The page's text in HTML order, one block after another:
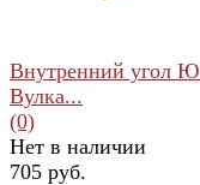
Внутренний угол
Вулка...
(0)
Нет в наличии
705 руб.